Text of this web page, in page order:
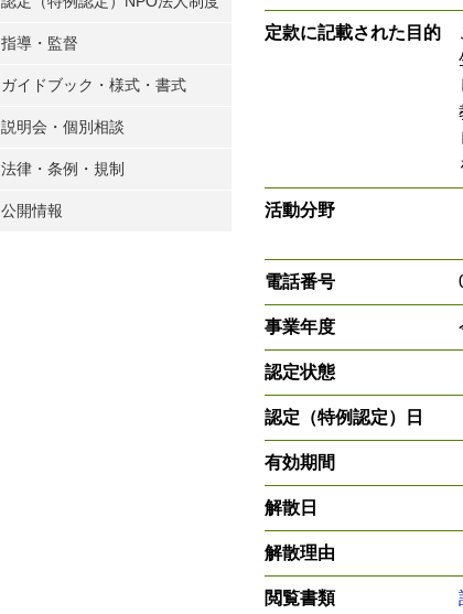
定款に記載された目的
活動分野
電話番号
事業年度
認定状態
認定（特例認定）日
有効期間
解散日
解散理由
閲覧書類
指導・監督
ガイドブック・様式・書式
説明会・個別相談
法律・条例・規制
公開情報